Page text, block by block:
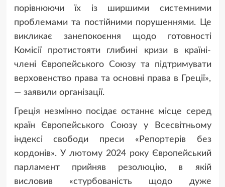
порівнюючи їх із ширшими системними
проблемами та постійними порушеннями. Це
викликає занепокоєння щодо готовності
Комісії протистояти глибині кризи в країні-
члені Європейського Союзу та підтримувати
верховенство права та основні права в Греції»,
— заявили організації.
Греція незмінно посідає останнє місце серед
країн Європейського Союзу у Всесвітньому
індексі свободи преси «Репортерів без
кордонів». У лютому 2024 року Європейський
парламент прийняв резолюцію, в якій
висловив «стурбованість щодо дуже